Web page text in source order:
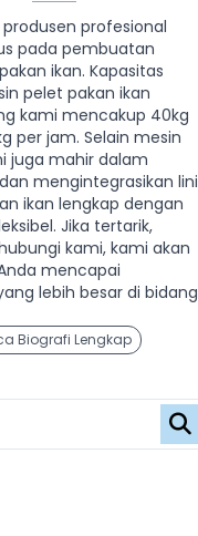
profesional
pada pembuatan
ikan. Kapasitas
pelet pakan ikan
kami mencakup 40kg
per jam. Selain mesin
juga mahir dalam
mengintegrasikan lini
ikan lengkap dengan
Jika tertarik,
kami, kami akan
mencapai
lebih besar di bidang
Biografi Lengkap